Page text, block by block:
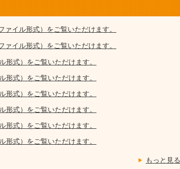
ァイル形式）をご覧いただけます。
ァイル形式）をご覧いただけます。
形式）をご覧いただけます。
形式）をご覧いただけます。
形式）をご覧いただけます。
形式）をご覧いただけます。
形式）をご覧いただけます。
形式）をご覧いただけます。
もっと見る